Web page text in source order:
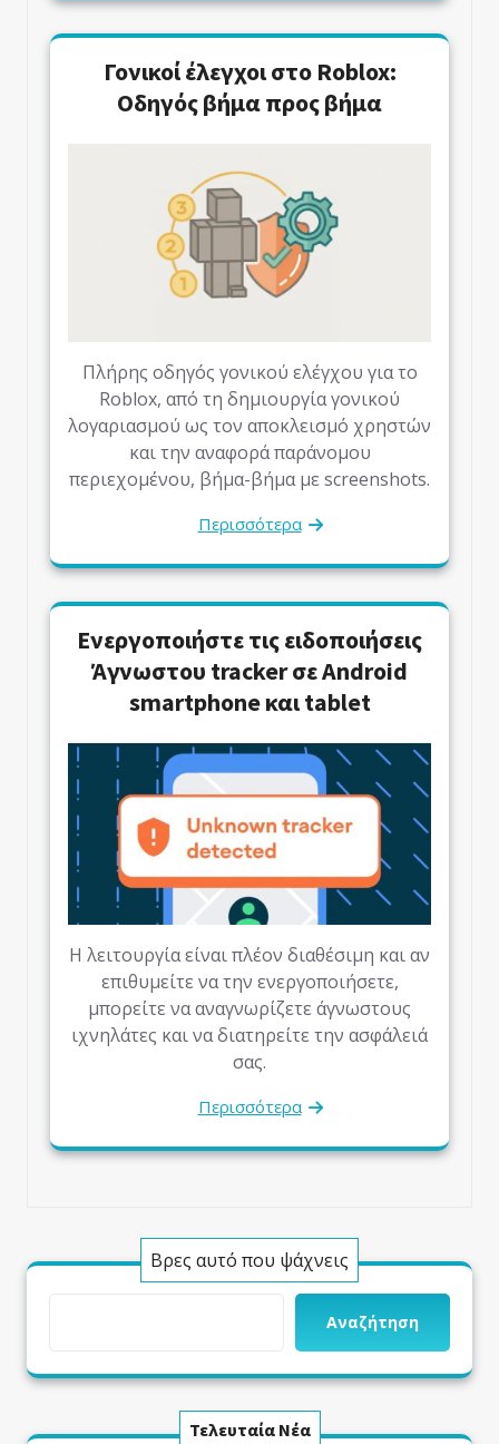
Γονικοί έλεγχοι στο Roblox:
Οδηγός βήμα προς βήμα
Πλήρης οδηγός γονικού ελέγχου για το
Roblox, από τη δημιουργία γονικού
λογαριασμού ως τον αποκλεισμό χρηστών
και την αναφορά παράνομου
περιεχομένου, βήμα-βήμα με screenshots.
Περισσότερα
Eνεργοποιήστε τις ειδοποιήσεις
Άγνωστου tracker σε Android
smartphone και tablet
Η λειτουργία είναι πλέον διαθέσιμη και αν
επιθυμείτε να την ενεργοποιήσετε,
μπορείτε να αναγνωρίζετε άγνωστους
ιχνηλάτες και να διατηρείτε την ασφάλειά
σας.
Περισσότερα
Βρες αυτό που ψάχνεις
Αναζήτηση
Τελευταία Νέα